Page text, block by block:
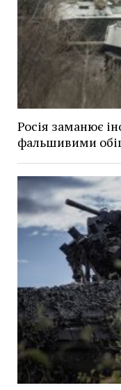
Росія заманює
фальшивими